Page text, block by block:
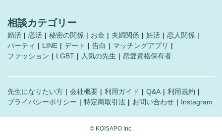
相談カテゴリー
婚活 恋活 秘密の関係 お金 夫婦関係 妊活
恋人関係
パーティ
LINE デート 告白
マッチングアプリ
ファッション
LGBT 人気の先生 恋愛資格保有者
先生になりたい方 会社概要 利用ガイド Q&A
利用規約
プライバシーポリシー
特定商取引法 お問い合わせ Instagram
©︎ KOISAPO Inc.